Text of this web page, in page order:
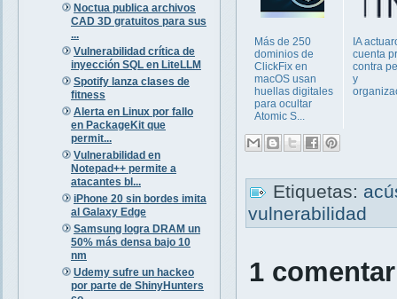
Noctua publica archivos
CAD 3D gratuitos para sus
...
Vulnerabilidad crítica de
inyección SQL en LiteLLM
Spotify lanza clases de
fitness
Alerta en Linux por fallo
en PackageKit que
permit...
Vulnerabilidad en
Notepad++ permite a
atacantes bl...
iPhone 20 sin bordes imita
al Galaxy Edge
Samsung logra DRAM un
50% más densa bajo 10
nm
Udemy sufre un hackeo
por parte de ShinyHunters
Más de 250
dominios de
ClickFix en
macOS usan
huellas digitales
para ocultar
Atomic S...
IA
cuenta
contra
y
Etiquetas:
vulnerabilidad
1